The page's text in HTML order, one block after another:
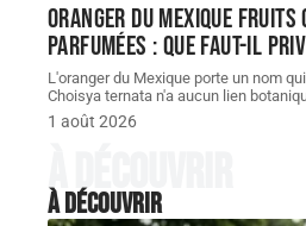
Oranger du Mexique
parfumées : que faut-il
L'oranger du Mexique porte un nom
Choisya ternata n'a aucun lien
1 août 2026
À découvrir
À découvrir